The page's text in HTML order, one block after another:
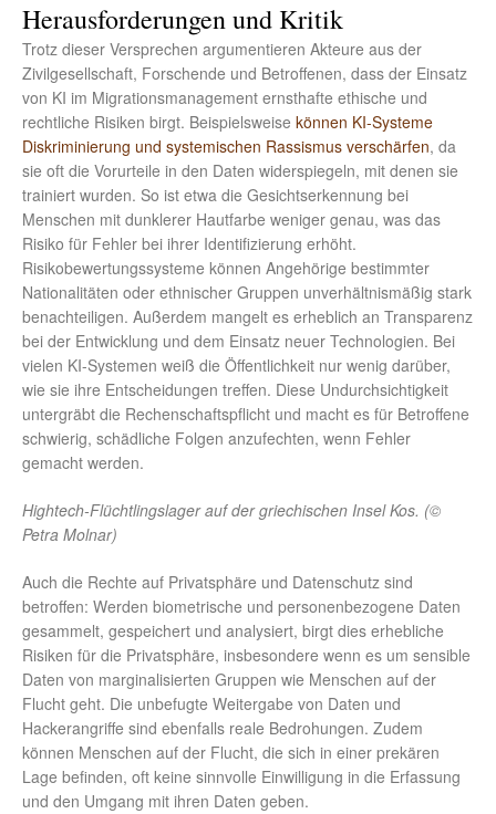
Herausforderungen und Kritik
Trotz dieser Versprechen argumentieren Akteure aus der
Zivilgesellschaft, Forschende und Betroffenen, dass der Einsatz
von KI im Migrationsmanagement ernsthafte ethische und
rechtliche Risiken birgt. Beispielsweise können KI-Systeme
Diskriminierung und systemischen Rassismus verschärfen, da
sie oft die Vorurteile in den Daten widerspiegeln, mit denen sie
trainiert wurden. So ist etwa die Gesichtserkennung bei
Menschen mit dunklerer Hautfarbe weniger genau, was das
Risiko für Fehler bei ihrer Identifizierung erhöht.
Risikobewertungssysteme können Angehörige bestimmter
Nationalitäten oder ethnischer Gruppen unverhältnismäßig stark
benachteiligen. Außerdem mangelt es erheblich an Transparenz
bei der Entwicklung und dem Einsatz neuer Technologien. Bei
vielen KI-Systemen weiß die Öffentlichkeit nur wenig darüber,
wie sie ihre Entscheidungen treffen. Diese Undurchsichtigkeit
untergräbt die Rechenschaftspflicht und macht es für Betroffene
schwierig, schädliche Folgen anzufechten, wenn Fehler
gemacht werden.
Hightech-Flüchtlingslager auf der griechischen Insel Kos. (©
Petra Molnar)
Auch die Rechte auf Privatsphäre und Datenschutz sind
betroffen: Werden biometrische und personenbezogene Daten
gesammelt, gespeichert und analysiert, birgt dies erhebliche
Risiken für die Privatsphäre, insbesondere wenn es um sensible
Daten von marginalisierten Gruppen wie Menschen auf der
Flucht geht. Die unbefugte Weitergabe von Daten und
Hackerangriffe sind ebenfalls reale Bedrohungen. Zudem
können Menschen auf der Flucht, die sich in einer prekären
Lage befinden, oft keine sinnvolle Einwilligung in die Erfassung
und den Umgang mit ihren Daten geben.